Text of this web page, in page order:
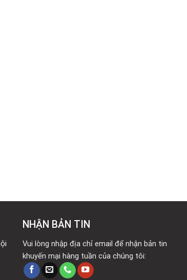
NHẬN BẢN TIN
Vui lòng nhập địa chỉ email để nhận bản tin
khuyến mại hàng tuần của chúng tôi: